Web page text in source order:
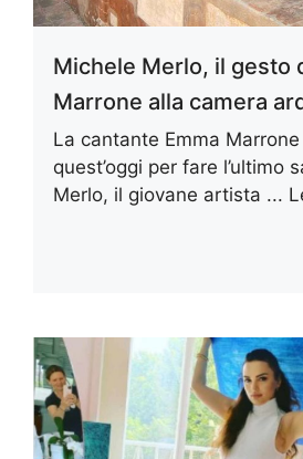
Michele Merlo, il gesto
Marrone alla camera
La cantante Emma
quest’oggi per fare l’ultimo
Merlo, il giovane artista ...